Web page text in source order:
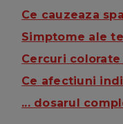
Ce cauzeaza
Simptome ale
Cercuri
Ce afectiuni
... dosarul